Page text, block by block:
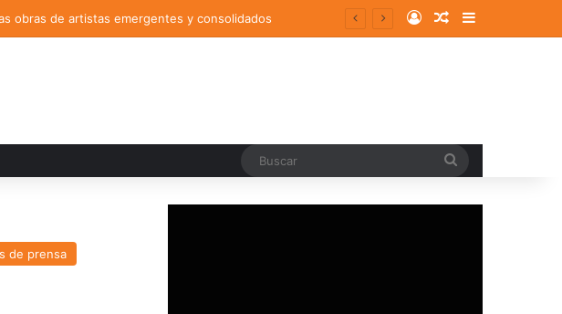
obras de artistas emergentes y consolidados Log InRandom Article
Sidebar
de prensa